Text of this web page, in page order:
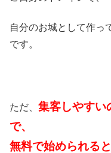
自分のお城として作っ
です。
ただ、 集客しやすい
で、
無料で始められる